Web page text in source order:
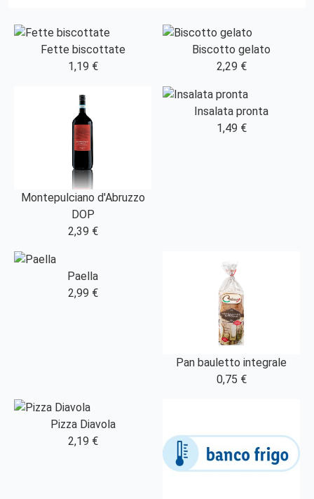
Fette biscottate
1,19 €
Biscotto gelato
2,29 €
Montepulciano d'Abruzzo
DOP
2,39 €
Insalata pronta
1,49 €
Paella
2,99 €
Pan bauletto integrale
0,75 €
Pizza Diavola
2,19 €